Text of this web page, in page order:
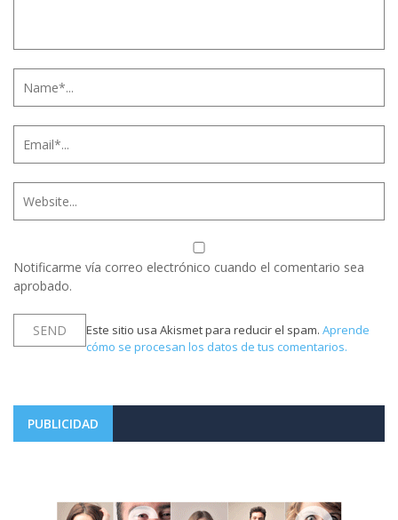
Notificarme vía correo electrónico cuando el comentario sea
aprobado.
Este sitio usa Akismet para reducir el spam. Aprende
cómo se procesan los datos de tus comentarios.
PUBLICIDAD